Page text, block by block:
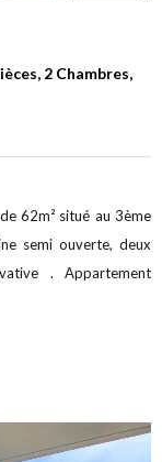
2 Chambres,
62m² situé au 3ème
semi ouverte, deux
. Appartement